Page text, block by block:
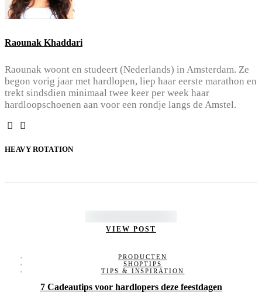
Raounak Khaddari
Raounak woont en studeert (Nederlands) in Amsterdam. Ze
begon vorig jaar met hardlopen, liep haar eerste marathon en
trekt sindsdien minimaal twee keer per week haar
hardloopschoenen aan voor een rondje langs de Amstel.
HEAVY ROTATION
VIEW POST
PRODUCTEN
SHOPTIPS
TIPS & INSPIRATION
7 Cadeautips voor hardlopers deze feestdagen